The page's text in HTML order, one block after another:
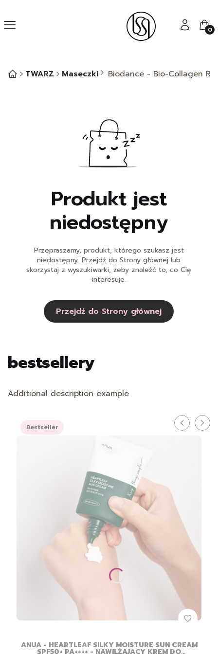
Menu Zaloguj się
TWARZ Maseczki Biodance - Bio-Collagen
Produkt jest
niedostępny
Przepraszamy, produkt, którego szukasz jest
niedostępny. Przejdź do Strony głównej lub
skorzystaj z wyszukiwarki, żeby znaleźć to, co Cię
interesuje.
Przejdź do Strony głównej
bestsellery
Additional description example
Bestseller
ANUA - HEARTLEAF SILKY MOISTURE SUN CREAM
SPF50+ PA++++ - NAWILŻAJĄCY KREM DO